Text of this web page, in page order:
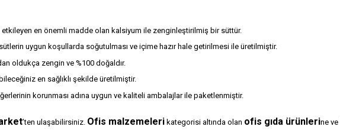
en önemli madde olan kalsiyum ile zenginleştirilmiş bir süttür.
uygun koşullarda soğutulması ve içime hazır hale getirilmesi ile üretilmiştir.
oldukça zengin ve %100 doğaldır.
en sağlıklı şekilde üretilmiştir.
korunması adına uygun ve kaliteli ambalajlar ile paketlenmiştir.
’ten ulaşabilirsiniz. Ofis malzemeleri kategorisi altında olan ofis gıda ürünlerine ve